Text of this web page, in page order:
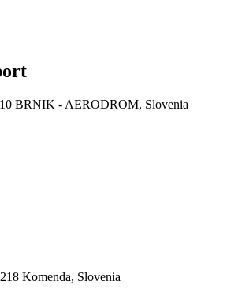
BRNIK - AERODROM, Slovenia
Komenda, Slovenia